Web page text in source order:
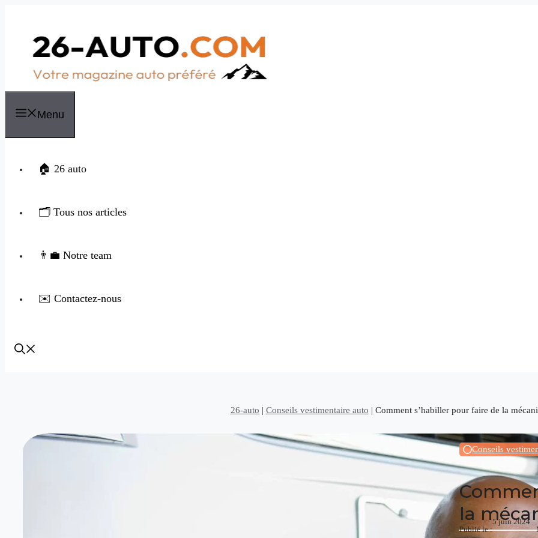
Menu
🏠 26 auto
🗂️ Tous nos articles
👨‍💼 Notre team
✉️ Contactez-nous
26-auto | Conseils vestimentaire auto | Comment s’habiller pour faire de la
Conseils
la
Publié le :
5 juin 2024